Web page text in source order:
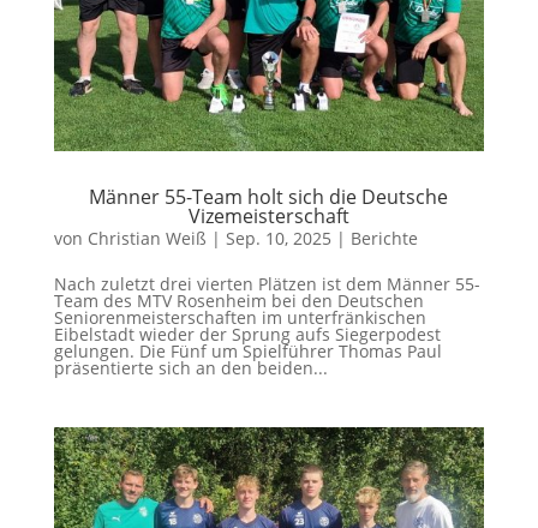
Männer 55-Team holt sich die Deutsche
Vizemeisterschaft
von Christian Weiß | Sep. 10, 2025 | Berichte
Nach zuletzt drei vierten Plätzen ist dem Männer 55-
Team des MTV Rosenheim bei den Deutschen
Seniorenmeisterschaften im unterfränkischen
Eibelstadt wieder der Sprung aufs Siegerpodest
gelungen. Die Fünf um Spielführer Thomas Paul
präsentierte sich an den beiden...